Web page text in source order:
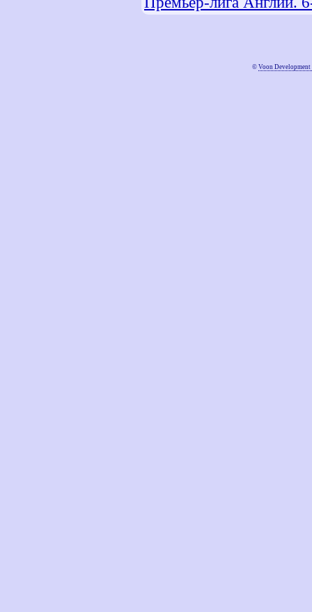
© Voon Development